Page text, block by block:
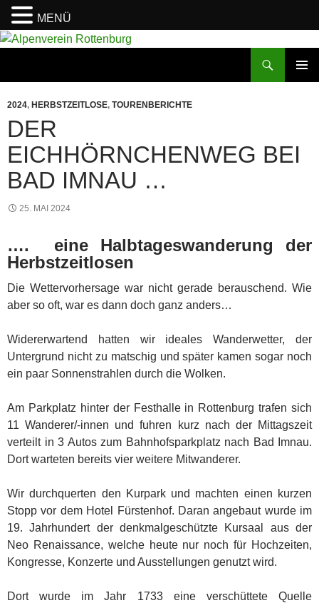
Zum
2024, HERBSTZEITLOSE, TOURENBERICHTE
DER
EICHHÖRNCHENWEG BEI
BAD IMNAU …
25. MAI 2024
…. eine Halbtageswanderung der
Herbstzeitlosen
Die Wettervorhersage war nicht gerade berauschend. Wie
aber so oft, war es dann doch ganz anders…
Widererwartend hatten wir ideales Wanderwetter, der
Untergrund nicht zu matschig und später kamen sogar noch
ein paar Sonnenstrahlen durch die Wolken.
Am Parkplatz hinter der Festhalle in Rottenburg trafen sich
11 Wanderer/-innen und fuhren kurz nach der Mittagszeit
verteilt in 3 Autos zum Bahnhofsparkplatz nach Bad Imnau.
Dort warteten bereits vier weitere Mitwanderer.
Wir durchquerten den Kurpark und machten einen kurzen
Stopp vor dem Hotel Fürstenhof. Daran angebaut wurde im
19. Jahrhundert der denkmalgeschützte Kursaal aus der
Neo Renaissance, welche heute nur noch für Hochzeiten,
Kongresse, Konzerte und Ausstellungen genutzt wird.
Dort wurde im Jahr 1733 eine verschüttete Quelle
MENÜ